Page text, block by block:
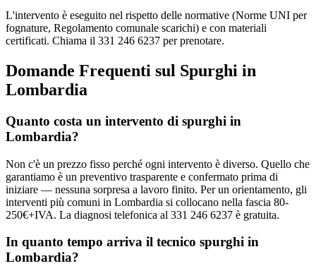
L'intervento è eseguito nel rispetto delle normative (Norme UNI per
fognature, Regolamento comunale scarichi) e con materiali
certificati. Chiama il 331 246 6237 per prenotare.
Domande Frequenti sul Spurghi in
Lombardia
Quanto costa un intervento di spurghi in
Lombardia?
Non c'è un prezzo fisso perché ogni intervento è diverso. Quello che
garantiamo è un preventivo trasparente e confermato prima di
iniziare — nessuna sorpresa a lavoro finito. Per un orientamento, gli
interventi più comuni in Lombardia si collocano nella fascia 80-
250€+IVA. La diagnosi telefonica al 331 246 6237 è gratuita.
In quanto tempo arriva il tecnico spurghi in
Lombardia?